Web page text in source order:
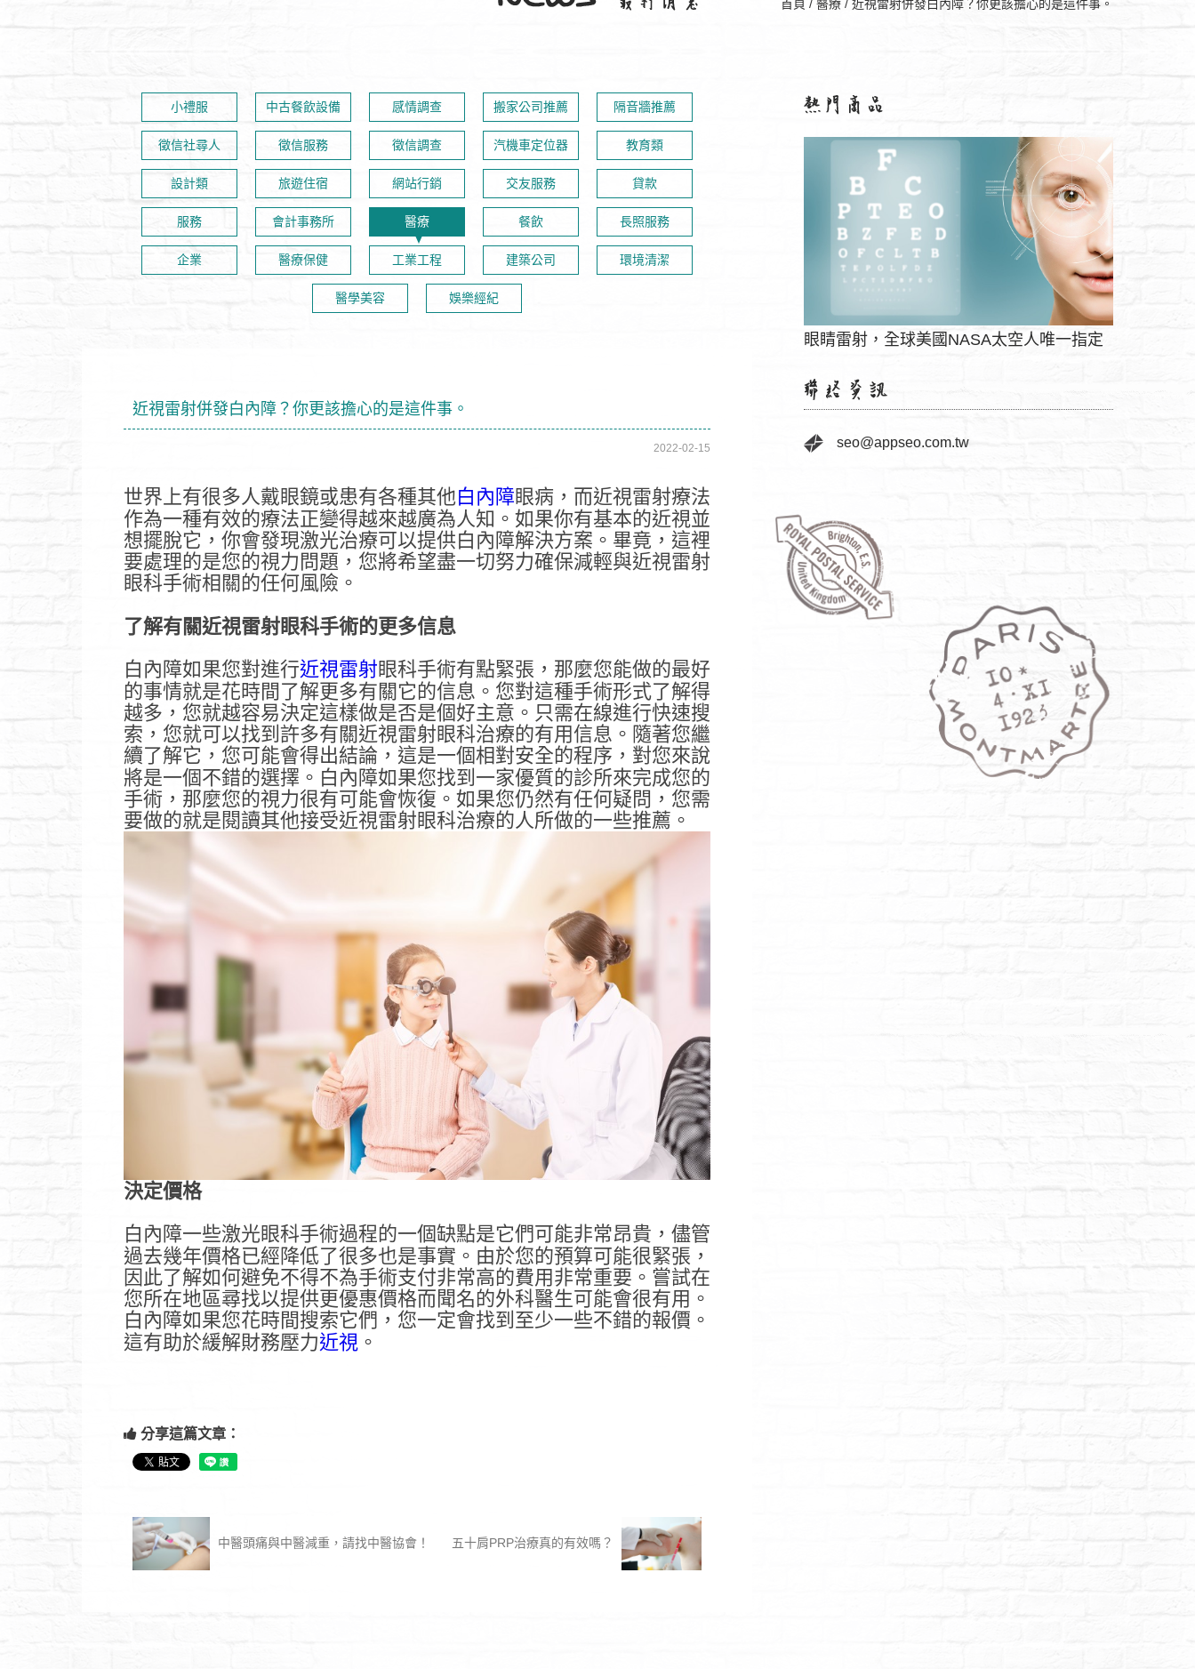
首頁 / 醫療 / 近視雷射併發白內障？你更該擔心的是這件事。
小禮服 中古餐飲設備 感情調查 搬家公司推薦 隔音牆推薦
徵信社尋人 徵信服務 徵信調查 汽機車定位器 教育類
設計類 旅遊住宿 網站行銷 交友服務 貸款
服務 會計事務所 醫療 餐飲 長照服務
企業 醫療保健 工業工程 建築公司 環境清潔
醫學美容 娛樂經紀
近視雷射併發白內障？你更該擔心的是這件事。
2022-02-15
世界上有很多人戴眼鏡或患有各種其他白內障眼病，而近視雷射療法
作為一種有效的療法正變得越來越廣為人知。如果你有基本的近視並
想擺脫它，你會發現激光治療可以提供白內障解決方案。畢竟，這裡
要處理的是您的視力問題，您將希望盡一切努力確保減輕與近視雷射
眼科手術相關的任何風險。
了解有關近視雷射眼科手術的更多信息
白內障如果您對進行近視雷射眼科手術有點緊張，那麼您能做的最好
的事情就是花時間了解更多有關它的信息。您對這種手術形式了解得
越多，您就越容易決定這樣做是否是個好主意。只需在線進行快速搜
索，您就可以找到許多有關近視雷射眼科治療的有用信息。隨著您繼
續了解它，您可能會得出結論，這是一個相對安全的程序，對您來說
將是一個不錯的選擇。白內障如果您找到一家優質的診所來完成您的
手術，那麼您的視力很有可能會恢復。如果您仍然有任何疑問，您需
要做的就是閱讀其他接受近視雷射眼科治療的人所做的一些推薦。
決定價格
白內障一些激光眼科手術過程的一個缺點是它們可能非常昂貴，儘管
過去幾年價格已經降低了很多也是事實。由於您的預算可能很緊張，
因此了解如何避免不得不為手術支付非常高的費用非常重要。嘗試在
您所在地區尋找以提供更優惠價格而聞名的外科醫生可能會很有用。
白內障如果您花時間搜索它們，您一定會找到至少一些不錯的報價。
這有助於緩解財務壓力近視 。
分享這篇文章：
中醫頭痛與中醫減重，請找中醫協會！ 五十肩PRP治療真的有效嗎？
對於糖尿病患者保持良好的口腔衛生非常重要
seo@appseo.com.tw